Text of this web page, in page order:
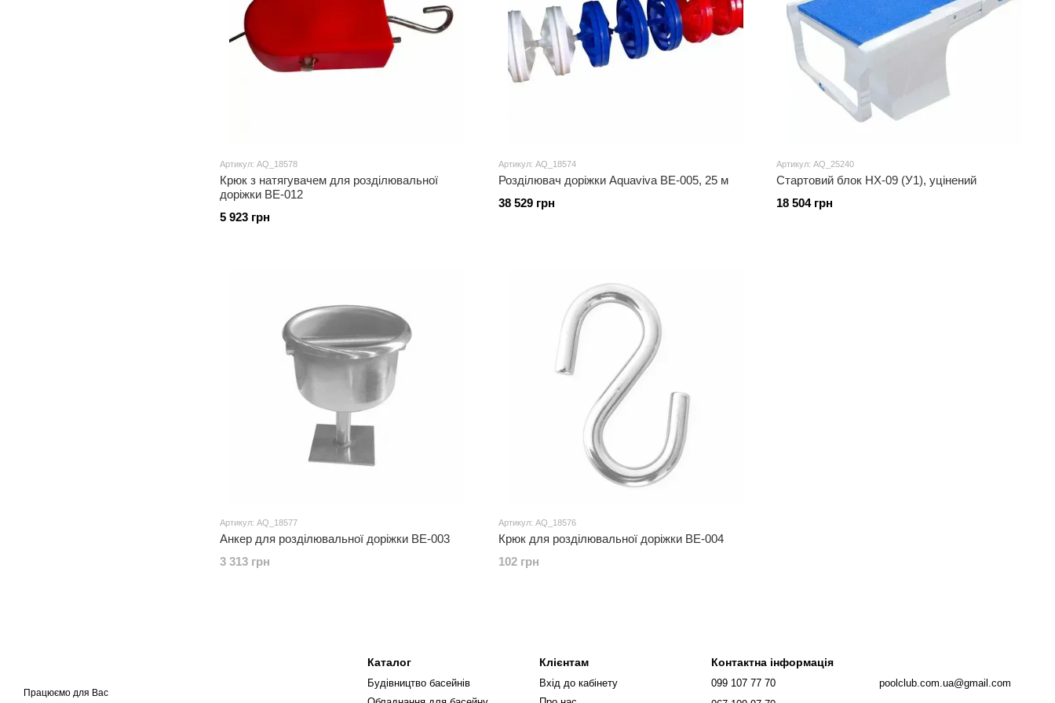
Артикул: AQ_18578
Крюк з натягувачем для розділювальної
доріжки BE-012
5 923 грн
Артикул: AQ_18574
Розділювач доріжки Aquaviva BE-005, 25 м
38 529 грн
Артикул: AQ_25240
Стартовий блок HX-09 (У1), уцінений
18 504 грн
Артикул: AQ_18577
Анкер для розділювальної доріжки BE-003
3 313 грн
Артикул: AQ_18576
Крюк для розділювальної доріжки BE-004
102 грн
Працюємо для Вас
Каталог
Будівництво басейнів
Клієнтам
Вхід до кабінету
Контактна інформація
099 107 77 70
poolclub.com.ua@gmail.com